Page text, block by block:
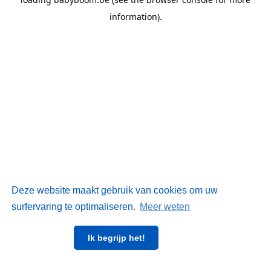
Deze website maakt gebruik van cookies om uw
surfervaring te optimaliseren. Meer weten
Ik begrijp het!
information).